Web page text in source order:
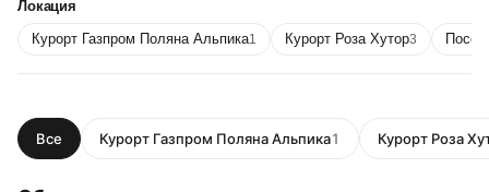
Все Курорт Газпром Поляна Альпика1 Курорт Роза
Локация
Курорт Газпром Поляна Альпика1 Курорт Роза Хутор3